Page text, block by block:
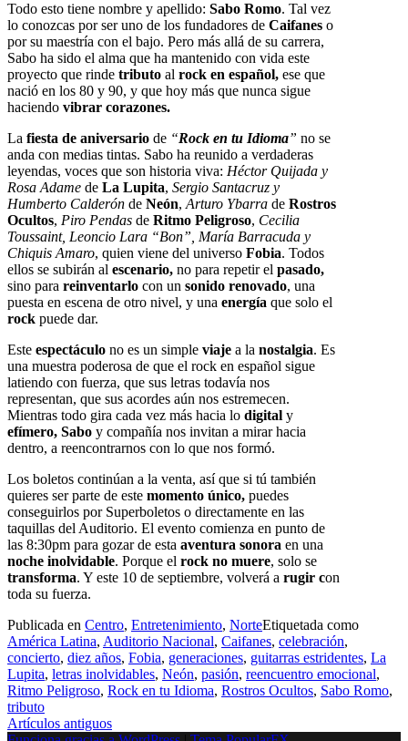
Todo esto tiene nombre y apellido: Sabo Romo. Tal vez
lo conozcas por ser uno de los fundadores de Caifanes o
por su maestría con el bajo. Pero más allá de su carrera,
Sabo ha sido el alma que ha mantenido con vida este
proyecto que rinde tributo al rock en español, ese que
nació en los 80 y 90, y que hoy más que nunca sigue
haciendo vibrar corazones.
La fiesta de aniversario de “Rock en tu Idioma” no se
anda con medias tintas. Sabo ha reunido a verdaderas
leyendas, voces que son historia viva: Héctor Quijada y
Rosa Adame de La Lupita, Sergio Santacruz y
Humberto Calderón de Neón, Arturo Ybarra de Rostros
Ocultos, Piro Pendas de Ritmo Peligroso, Cecilia
Toussaint, Leoncio Lara “Bon”, María Barracuda y
Chiquis Amaro, quien viene del universo Fobia. Todos
ellos se subirán al escenario, no para repetir el pasado,
sino para reinventarlo con un sonido renovado, una
puesta en escena de otro nivel, y una energía que solo el
rock puede dar.
Este espectáculo no es un simple viaje a la nostalgia. Es
una muestra poderosa de que el rock en español sigue
latiendo con fuerza, que sus letras todavía nos
representan, que sus acordes aún nos estremecen.
Mientras todo gira cada vez más hacia lo digital y
efímero, Sabo y compañía nos invitan a mirar hacia
dentro, a reencontrarnos con lo que nos formó.
Los boletos continúan a la venta, así que si tú también
quieres ser parte de este momento único, puedes
conseguirlos por Superboletos o directamente en las
taquillas del Auditorio. El evento comienza en punto de
las 8:30pm para gozar de esta aventura sonora en una
noche inolvidable. Porque el rock no muere, solo se
transforma. Y este 10 de septiembre, volverá a rugir con
toda su fuerza.
Publicada en Centro, Entretenimiento, NorteEtiquetada como
América Latina, Auditorio Nacional, Caifanes, celebración,
concierto, diez años, Fobia, generaciones, guitarras estridentes, La
Lupita, letras inolvidables, Neón, pasión, reencuentro emocional,
Ritmo Peligroso, Rock en tu Idioma, Rostros Ocultos, Sabo Romo,
tributo
Navegación
Artículos antiguos